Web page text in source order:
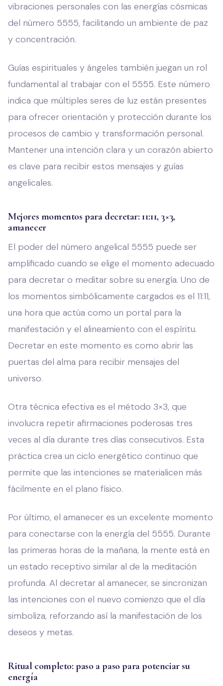
vibraciones personales con las energías cósmicas
del número 5555, facilitando un ambiente de paz
y concentración.
Guías espirituales y ángeles también juegan un rol
fundamental al trabajar con el 5555. Este número
indica que múltiples seres de luz están presentes
para ofrecer orientación y protección durante los
procesos de cambio y transformación personal.
Mantener una intención clara y un corazón abierto
es clave para recibir estos mensajes y guías
angelicales.
Mejores momentos para decretar: 11:11, 3×3,
amanecer
El poder del número angelical 5555 puede ser
amplificado cuando se elige el momento adecuado
para decretar o meditar sobre su energía. Uno de
los momentos simbólicamente cargados es el 11:11,
una hora que actúa como un portal para la
manifestación y el alineamiento con el espíritu.
Decretar en este momento es como abrir las
puertas del alma para recibir mensajes del
universo.
Otra técnica efectiva es el método 3×3, que
involucra repetir afirmaciones poderosas tres
veces al día durante tres días consecutivos. Esta
práctica crea un ciclo energético continuo que
permite que las intenciones se materialicen más
fácilmente en el plano físico.
Por último, el amanecer es un excelente momento
para conectarse con la energía del 5555. Durante
las primeras horas de la mañana, la mente está en
un estado receptivo similar al de la meditación
profunda. Al decretar al amanecer, se sincronizan
las intenciones con el nuevo comienzo que el día
simboliza, reforzando así la manifestación de los
deseos y metas.
Ritual completo: paso a paso para potenciar su
energía